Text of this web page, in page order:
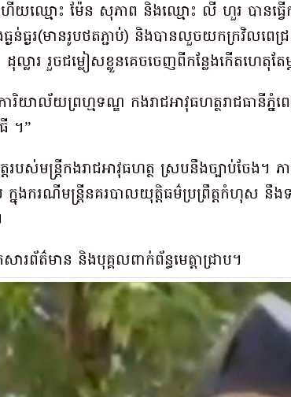
យឈ្មោះ ម៉ែន សុភាព និងឈ្មោះ លី ហួរ បានធ្វើកា
ធ្ងន់ធ្ងរ(មានរូបថតភ្ជាប់) និងបានលួចយកក្រវិល
លារ រួចជម្លៀសខ្លួនគេចចេញពីកន្លែងកើតហេតុតែ
ារិយាល័យព្រហ្មទណ្ឌ កងរាជអាវុធហត្ថរាជធានីភ្នំព
។”
តរបស់មន្ត្រីកងរាជអាវុធហត្ថ ស្របនឹងច្បាប់ចែង។ ភ
ាប់ ក្នុងករណីមន្ត្រីនគរបាលយុត្តិធម៌ប្រព្រឹត្តកំហុស
ព័ត៌មាន និងបុគ្គលពាក់ព័ន្ធមេត្តាជ្រាប។